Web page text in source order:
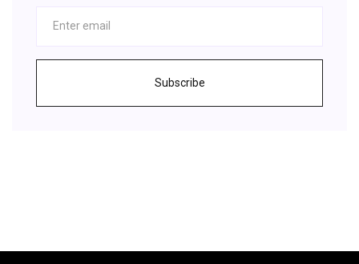
Subscribe